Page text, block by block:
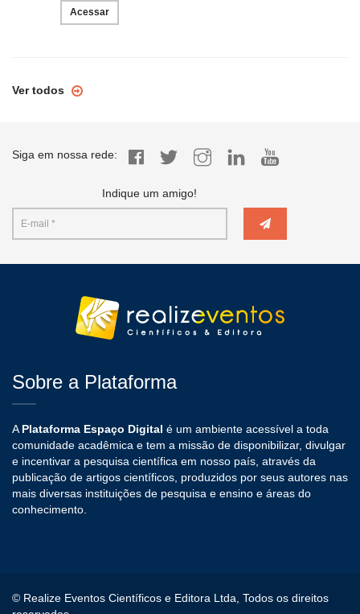
Acessar
Ver todos
Siga em nossa rede:
Indique um amigo!
Sobre a Plataforma
A Plataforma Espaço Digital é um ambiente acessível a toda
comunidade acadêmica e tem a missão de disponibilizar, divulgar
e incentivar a pesquisa científica em nosso país, através da
publicação de artigos científicos, produzidos por seus autores nas
mais diversas instituições de pesquisa e ensino e áreas do
conhecimento.
© Realize Eventos Científicos e Editora Ltda, Todos os direitos